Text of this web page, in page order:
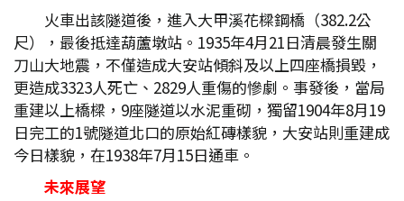
火車出該隧道後，進入大甲溪花樑鋼橋（382.2公
尺），最後抵達葫蘆墩站。1935年4月21日清晨發生關
刀山大地震，不僅造成大安站傾斜及以上四座橋損毀，
更造成3323人死亡、2829人重傷的慘劇。事發後，當局
重建以上橋樑，9座隧道以水泥重砌，獨留1904年8月19
日完工的1號隧道北口的原始紅磚樣貌，大安站則重建成
今日樣貌，在1938年7月15日通車。
未來展望